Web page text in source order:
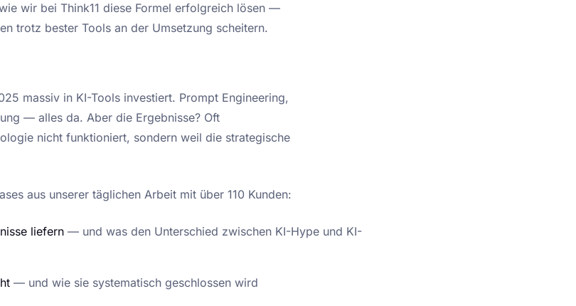
wir bei Think11 diese Formel erfolgreich lösen —
trotz bester Tools an der Umsetzung scheitern.
massiv in KI-Tools investiert. Prompt Engineering,
— alles da. Aber die Ergebnisse? Oft
nicht funktioniert, sondern weil die strategische
aus unserer täglichen Arbeit mit über 110 Kunden:
liefern — und was den Unterschied zwischen KI-Hype und KI-
— und wie sie systematisch geschlossen wird